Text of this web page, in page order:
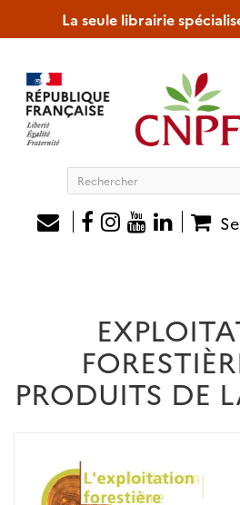
La seule librairie
site
PRODUITS DE